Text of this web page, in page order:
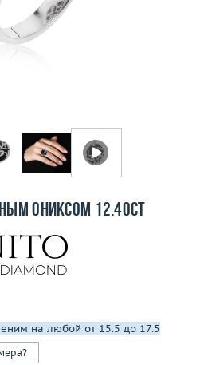
звонок
ониксом 12.40ct
на любой от 15.5 до 17.5